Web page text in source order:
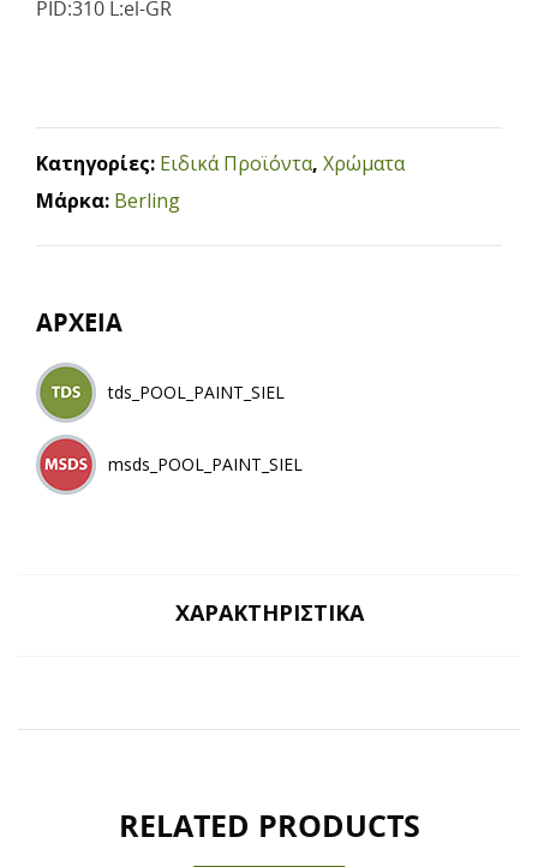
PID:310 L:el-GR
Κατηγορίες: Ειδικά Προϊόντα, Χρώματα
Μάρκα: Berling
ΑΡΧΕΙΑ
tds_POOL_PAINT_SIEL
msds_POOL_PAINT_SIEL
ΧΑΡΑΚΤΗΡΙΣΤΙΚΆ
RELATED PRODUCTS